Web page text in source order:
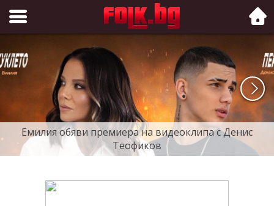
Folk.bg
Емилия обяви премиера на видеоклипа с Денис
Теофиков